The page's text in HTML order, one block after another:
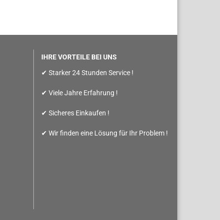
IHRE VORTEILE BEI UNS
✔ Starker 24 Stunden Service !
✔ Viele Jahre Erfahrung !
✔ Sicheres Einkaufen !
✔ Wir finden eine Lösung für Ihr Problem !